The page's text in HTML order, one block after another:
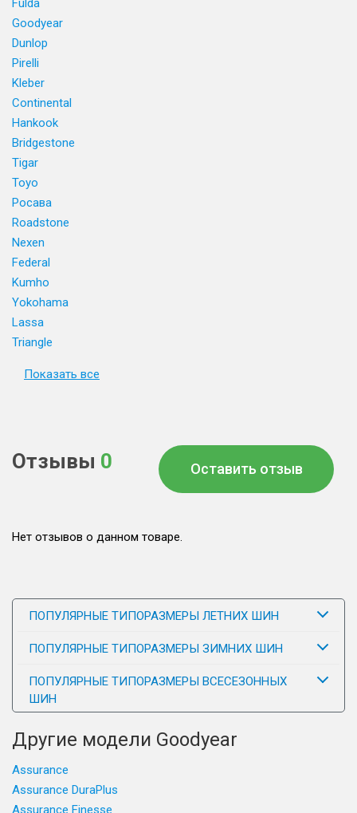
Fulda
Goodyear
Dunlop
Pirelli
Kleber
Continental
Hankook
Bridgestone
Tigar
Toyo
Росава
Roadstone
Nexen
Federal
Kumho
Yokohama
Lassa
Triangle
Показать все
Отзывы 0 Оставить отзыв
Нет отзывов о данном товаре.
ПОПУЛЯРНЫЕ ТИПОРАЗМЕРЫ ЛЕТНИХ ШИН
ПОПУЛЯРНЫЕ ТИПОРАЗМЕРЫ ЗИМНИХ ШИН
ПОПУЛЯРНЫЕ ТИПОРАЗМЕРЫ ВСЕСЕЗОННЫХ
ШИН
Другие модели Goodyear
Assurance
Assurance DuraPlus
Assurance Finesse